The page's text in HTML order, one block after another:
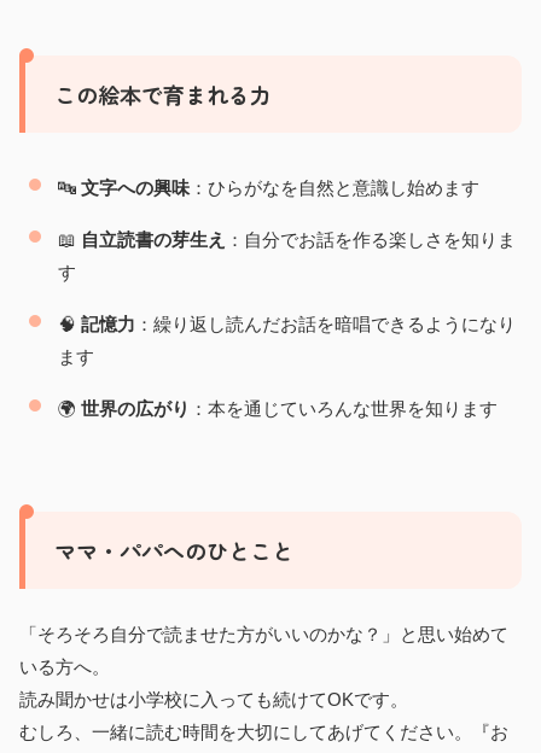
この絵本で育まれる力
🔤 文字への興味 ：ひらがなを自然と意識し始めます
📖 自立読書の芽生え ：自分でお話を作る楽しさを知りま
す
🧠 記憶力 ：繰り返し読んだお話を暗唱できるようになり
ます
🌍 世界の広がり ：本を通じていろんな世界を知ります
ママ・パパへのひとこと
「そろそろ自分で読ませた方がいいのかな？」と思い始めて
いる方へ。
読み聞かせは小学校に入っても続けてOKです。
むしろ、一緒に読む時間を大切にしてあげてください。『お